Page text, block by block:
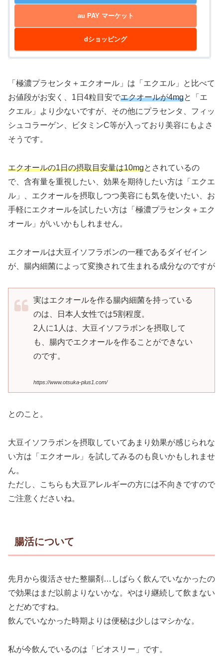
au PAY マーケット
dショッピング
「極濃プラセンタ＋エクオール」は「エクエル」と比べて
お値段がお安く、1日4粒目安でエクオールが4mgと「エ
クエル」より少ないですが、その他にプラセンタ、フィッ
シュコラーゲン、ビタミンC等が入っており美容にもよさ
そうです。
エクオールの1日の摂取目安量は10mgとされているの
で、含有量を重視したい、効果を期待したい方は「エクエ
ル」、エクオールを摂取しつつ美容にも気を使いたい、お
手軽にエクオールを試したい方は「極濃プラセンタ＋エク
オール」がいいかもしれません。
エクオールは大豆イソフラボンの一種であるダイゼイン
が、腸内細菌によって変換されて生まれる成分なのですが
実はエクオールを作る腸内細菌を持っている
のは、日本人女性では5割程度。
2人に1人は、大豆イソフラボンを摂取して
も、腸内でエクオールを作ることができない
のです。
https://www.otsuka-plus1.com/
とのこと。
大豆イソフラボンを摂取していてあまり効果が感じられな
い方は「エクオール」を試してみるのも良いかもしれませ
ん。
ただし、こちらも大豆アレルギーの方には不向きですので
ご注意くださいね。
腸活について
先月から復活させた整腸剤…しばらく飲んでいなかったの
で効果はまだ以前よりないかな。やはり継続して飲まない
とだめですね。
飲んでいなかった時期よりは便秘は少しはマシかな。
私が今飲んでいるのは「ビオスリー」です。